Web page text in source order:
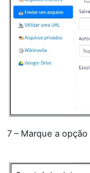
7 – Marque a opção